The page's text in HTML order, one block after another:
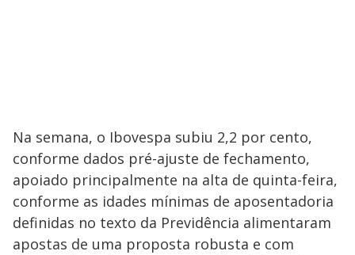
Na semana, o Ibovespa subiu 2,2 por cento,
conforme dados pré-ajuste de fechamento,
apoiado principalmente na alta de quinta-feira,
conforme as idades mínimas de aposentadoria
definidas no texto da Previdência alimentaram
apostas de uma proposta robusta e com